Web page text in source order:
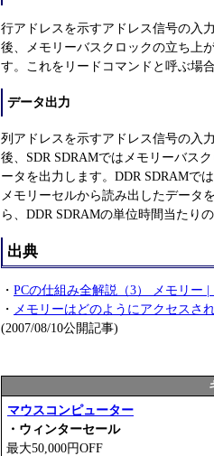
行アドレスを示すアドレス信号の入
後、メモリーバスクロックの立ち上
す。これをリードコマンドと呼ぶ場
データ出力
列アドレスを示すアドレス信号の入
後、SDR SDRAMではメモリーバス
ータを出力します。DDR SDRAMで
メモリーセルから読み出したデータ
ら、DDR SDRAMの単位時間当たり
出典
・ PCの仕組み全解説（3） メモリー |
・ メモリーはどのようにアクセスさ
(2007/08/10公開記事)
マウスコンピューター
・ウィンターセール
最大50,000円OFF